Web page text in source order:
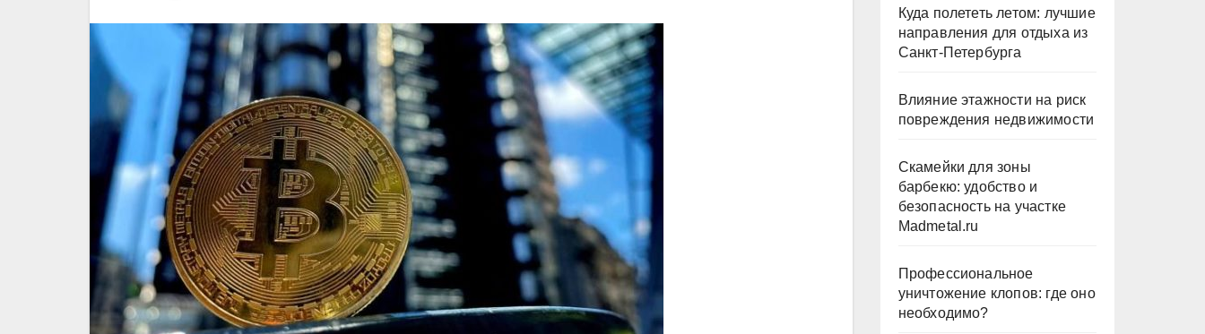
Куда полететь летом: лучшие
направления для отдыха из
Санкт-Петербурга
Влияние этажности на риск
повреждения недвижимости
Скамейки для зоны
барбекю: удобство и
безопасность на участке
Madmetal.ru
Профессиональное
уничтожение клопов: где оно
необходимо?